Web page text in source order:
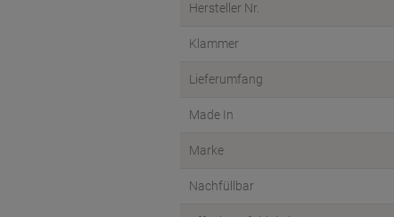
Hersteller Nr.
Klammer
Lieferumfang
Made In
Marke
Nachfüllbar